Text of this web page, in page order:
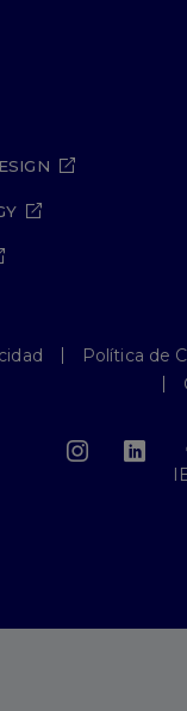
Política de